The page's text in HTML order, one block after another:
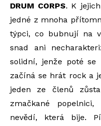
DRUM CORPS. K
jedné z mnoha
týpci, co bubnují na
snad ani
solidní, jenže poté
začíná se hrát rock a
jeden ze členů
zmačkané
nevědí, která bije.